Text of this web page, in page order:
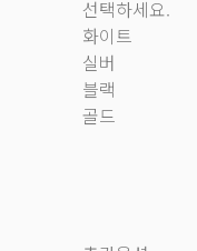
선택하세요.
화이트
실버
블랙
골드